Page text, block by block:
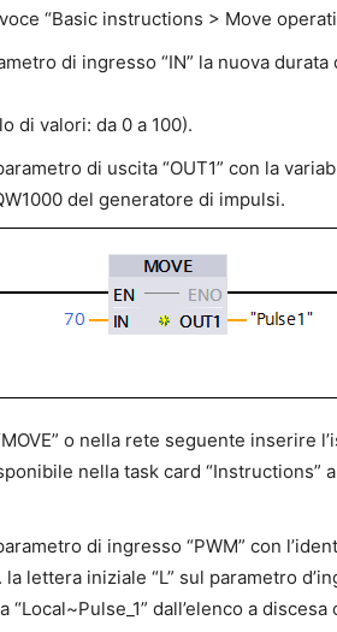
“Basic instructions > Move
di ingresso “IN” la nuova durata
di valori: da 0 a 100).
di uscita “OUT1” con la
del generatore di impulsi.
o nella rete seguente inserire
nella task card “Instructions”
di ingresso “PWM” con
lettera iniziale “L” sul parametro
dall’elenco a discesa